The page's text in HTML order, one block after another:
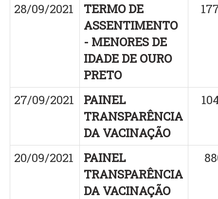
28/09/2021
TERMO DE
ASSENTIMENTO
- MENORES DE
IDADE DE OURO
PRETO
27/09/2021
PAINEL
TRANSPARÊNCIA
DA VACINAÇÃO
20/09/2021
PAINEL
TRANSPARÊNCIA
DA VACINAÇÃO